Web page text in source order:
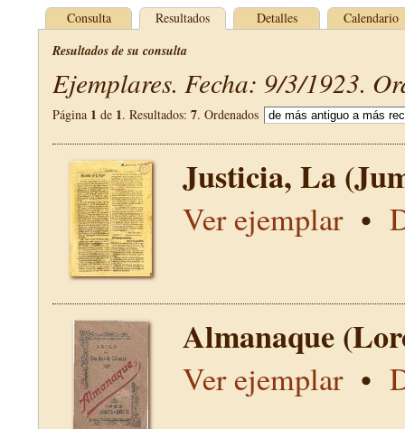
Consulta Resultados Detalles Calendario
Resultados de su consulta
Ejemplares. Fecha: 9/3/1923.
Página 1 de 1. Resultados: 7. Ordenados
Justicia, La
Ver ejemplar•
Almanaque
Ver ejemplar•